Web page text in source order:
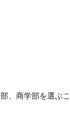
商学部を選ぶ